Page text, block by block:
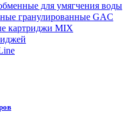
для умягчения воды
гранулированные GAC
картриджи MIX